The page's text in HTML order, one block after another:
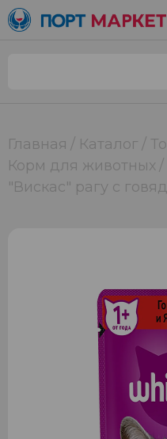
Главная Каталог
Корм для животных
"Вискас" рагу с